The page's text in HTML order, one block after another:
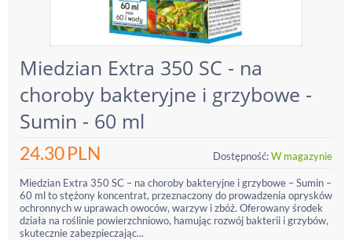
Miedzian Extra 350 SC - na
choroby bakteryjne i grzybowe -
Sumin - 60 ml
24.30PLN Dostępność:W magazynie
Miedzian Extra 350 SC – na choroby bakteryjne i grzybowe – Sumin –
60 ml to stężony koncentrat, przeznaczony do prowadzenia oprysków
ochronnych w uprawach owoców, warzyw i zbóż. Oferowany środek
działa na roślinie powierzchniowo, hamując rozwój bakterii i grzybów,
skutecznie zabezpieczając...